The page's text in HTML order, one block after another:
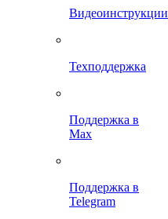
Видеоинструкции
Техподдержка
Поддержка в
Max
Поддержка в
Telegram